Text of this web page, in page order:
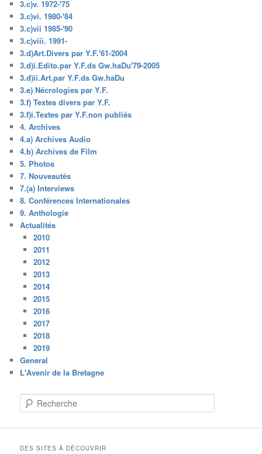
3.c)v. 1972-'75
3.c)vi. 1980-'84
3.c)vii 1985-'90
3.c)viii. 1991-
3.d)Art.Divers par Y.F.'61-2004
3.d)i.Edito.par Y.F.ds Gw.haDu'79-2005
3.d)ii.Art.par Y.F.ds Gw.haDu
3.e) Nécrologies par Y.F.
3.f) Textes divers par Y.F.
3.f)i.Textes par Y.F.non publiés
4. Archives
4.a) Archives Audio
4.b) Archives de Film
5. Photos
7. Nouveautés
7.(a) Interviews
8. Conférences Internationales
9. Anthologie
Actualités
2010
2011
2012
2013
2014
2015
2016
2017
2018
2019
General
L'Avenir de la Bretagne
e
e
DES SITES À DÉCOUVRIR